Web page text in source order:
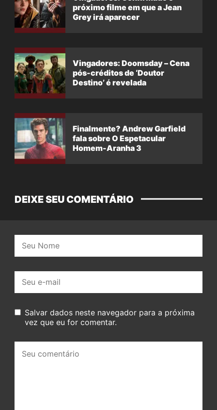
próximo filme em que a Jean
Grey irá aparecer
Vingadores: Doomsday – Cena
pós-créditos de ‘Doutor
Destino’ é revelada
Finalmente? Andrew Garfield
fala sobre O Espetacular
Homem-Aranha 3
DEIXE SEU COMENTÁRIO
mail:
Salvar dados neste navegador para a próxima
vez que eu for comentar.
comentário: